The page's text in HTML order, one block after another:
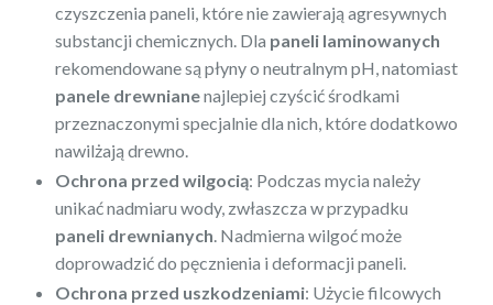
czyszczenia paneli, które nie zawierają agresywnych
substancji chemicznych. Dla paneli laminowanych
rekomendowane są płyny o neutralnym pH, natomiast
panele drewnianenajlepiej czyścić środkami
przeznaczonymi specjalnie dla nich, które dodatkowo
nawilżają drewno.
Ochrona przed wilgocią: Podczas mycia należy
unikać nadmiaru wody, zwłaszcza w przypadku
paneli drewnianych . Nadmierna wilgoć może
doprowadzić do pęcznienia i deformacji paneli.
Ochrona przed uszkodzeniami: Użycie filcowych